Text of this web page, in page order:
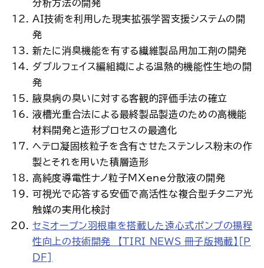
分析方法の開発
AI技術を利用した現実拡張学習支援システムの開
発
新たに消臭機能を有する繊維製品用加工剤の開発
ダブルフェイス編組織による温熱的機能性生地の開
発
腋臭病の臭いに対する客観的評価手法の確立
液槽光重合法による最終製品製造のための高機能
材料開発と造形プロセスの最適化
ヘテロ凝固核粒子を含有させたステンレス粉末の作
製とそれを用いた積層造形
高純度導電性ナノ粒子MXene分散液の開発
可視光で応答する安価で高活性な複合型チタニア光
触媒の実用化検討
セミオープン羽根車を搭載した遠心式ポンプの揚程
性向上の技術開発 【TIRI NEWS 冊子版掲載】[P
DF]